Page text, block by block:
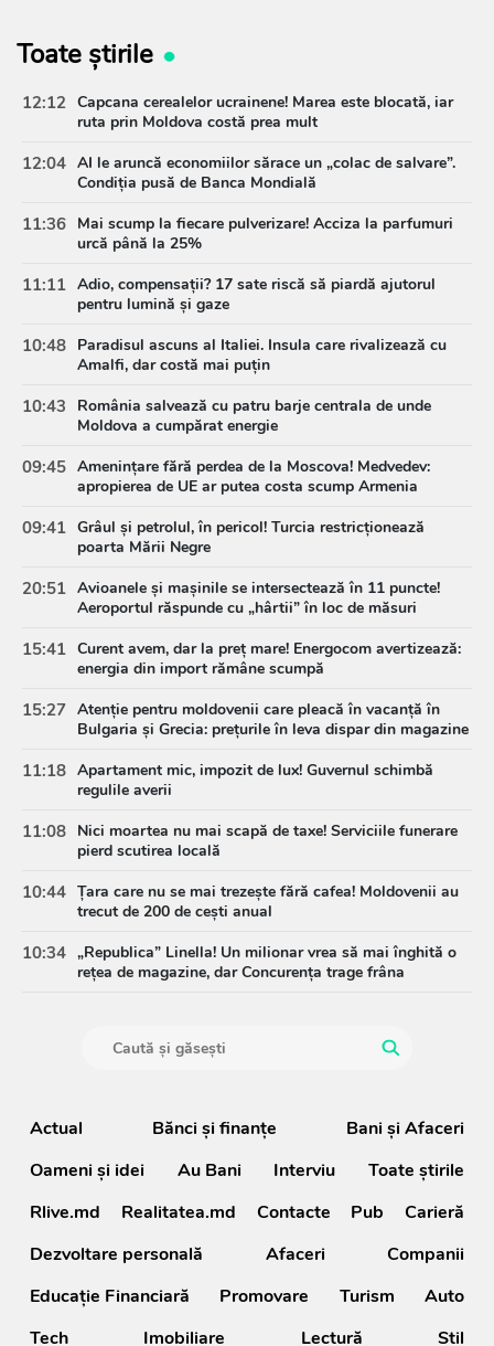
Toate știrile
12:12 Capcana cerealelor ucrainene! Marea este blocată, iar
ruta prin Moldova costă prea mult
12:04 AI le aruncă economiilor sărace un „colac de salvare”.
Condiția pusă de Banca Mondială
11:36 Mai scump la fiecare pulverizare! Acciza la parfumuri
urcă până la 25%
11:11 Adio, compensații? 17 sate riscă să piardă ajutorul
pentru lumină și gaze
10:48 Paradisul ascuns al Italiei. Insula care rivalizează cu
Amalfi, dar costă mai puțin
10:43
România salvează cu patru barje centrala de unde
Moldova a cumpărat energie
09:45 Amenințare fără perdea de la Moscova! Medvedev:
apropierea de UE ar putea costa scump Armenia
09:41 Grâul și petrolul, în pericol! Turcia restricționează
poarta Mării Negre
20:51 Avioanele și mașinile se intersectează în 11 puncte!
Aeroportul răspunde cu „hârtii” în loc de măsuri
15:41 Curent avem, dar la preț mare! Energocom avertizează:
energia din import rămâne scumpă
15:27 Atenție pentru moldovenii care pleacă în vacanță în
Bulgaria și Grecia: prețurile în leva dispar din magazine
11:18 Apartament mic, impozit de lux! Guvernul schimbă
regulile averii
11:08 Nici moartea nu mai scapă de taxe! Serviciile funerare
pierd scutirea locală
10:44 Țara care nu se mai trezește fără cafea! Moldovenii au
trecut de 200 de cești anual
10:34 „Republica” Linella! Un milionar vrea să mai înghită o
rețea de magazine, dar Concurența trage frâna
Actual Bănci şi finanţe
Bani și Afaceri
Oameni şi idei
Au Bani Interviu
Toate știrile
Rlive.md
Realitatea.md Contacte Pub
Carieră
Dezvoltare personală
Afaceri
Companii
Educație Financiară
Promovare Turism
Auto
Tech
Imobiliare Lectură Stil